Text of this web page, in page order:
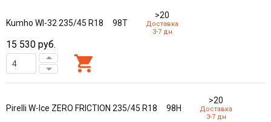
Kumho WI-32 235/45 R18 98T
>20
Доставка
3-7 дн
15 530 руб.
Pirelli W-Ice ZERO FRICTION 235/45 R18 98H
>20
Доставка
3-7 дн